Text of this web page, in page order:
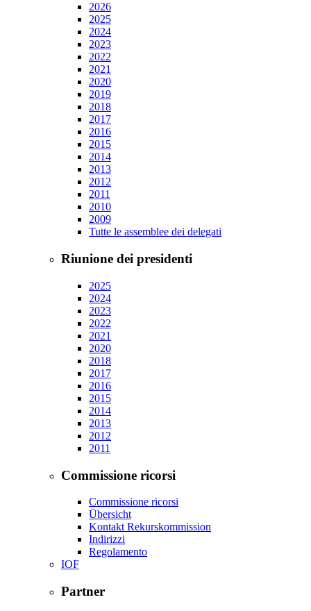
2026
2025
2024
2023
2022
2021
2020
2019
2018
2017
2016
2015
2014
2013
2012
2011
2010
2009
Tutte le assemblee dei delegati
Riunione dei presidenti
2025
2024
2023
2022
2021
2020
2018
2017
2016
2015
2014
2013
2012
2011
Commissione ricorsi
Commissione ricorsi
Übersicht
Kontakt Rekurskommission
Indirizzi
Regolamento
IOF
Partner